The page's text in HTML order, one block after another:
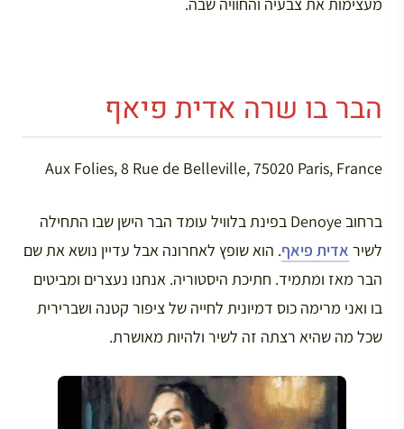
מעצימות את צבעיה והחוויה שבה.
הבר בו שרה אדית פיאף
Aux Folies, 8 Rue de Belleville, 75020 Paris, France
ברחוב Denoye בפינת בלוויל עומד הבר הישן שבו התחילה
לשיר אדית פיאף. הוא שופץ לאחרונה אבל עדיין נושא את שם
הבר מאז ומתמיד. חתיכת היסטוריה. אנחנו נעצרים ומביטים
בו ואני מרימה כוס דמיונית לחייה של ציפור קטנה ושברירית
שכל מה שהיא רצתה זה לשיר ולהיות מאושרת.